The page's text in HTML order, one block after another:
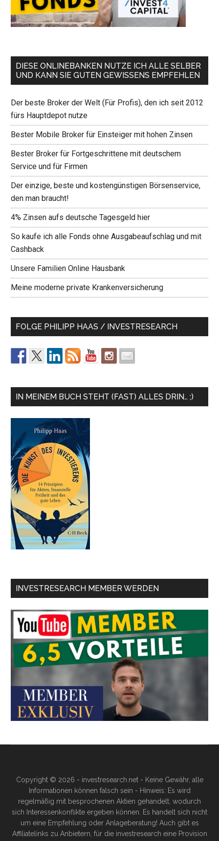
DIESE ONLINEBANKEN NUTZE ICH ALLE SELBER
UND KANN SIE GUTEN GEWISSENS EMPFEHLEN
Der beste Broker der Welt (Für Profis), den ich seit 2012
fürs Hauptdepot nutze
Bester Mobile Broker für Einsteiger mit hohen Zinsen
Bester Broker für Fortgeschrittene mit deutschem
Service und für Firmen
Der einzige, beste und kostengünstigen Börsenservice,
den man braucht!
4% Zinsen aufs deutsche Tagesgeld hier
So kaufe ich alle Fonds ohne Ausgabeaufschlag und mit
Cashback
Unsere Familien Online Hausbank
Meine moderne private Krankenversicherung
FOLGE PHILIPP HAAS / INVESTRESEARCH
IN MEINEM BUCH STEHT (FAST) ALLES DRIN… ;)
INVESTRESEARCH MEMBER WERDEN
Copyright © 2026 - investresearch.net - Keine Gewähr, alle
Informationen können falsch sein - Hinweis: Es wird
regelmäßig mit besprochenen Aktien gehandelt, wodurch
sich Interessenkonflikte ergeben können. Es handelt sich nicht
um eine Empfehlung oder Anlageberatung! Auch gibt es
Affiliatelinks zu Anbietern, für die investresearch eine Provision